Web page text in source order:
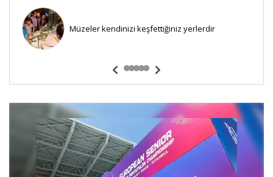
Müzeler kendinizi keşfettiğiniz yerlerdir